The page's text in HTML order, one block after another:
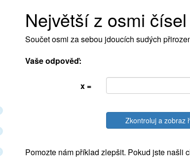
Největší z osmi čísel
Součet osmi za sebou jdoucích sudých
Vaše odpověď:
x =
Zkontroluj a zobraz
Pomozte nám příklad zlepšit. Pokud jste našli